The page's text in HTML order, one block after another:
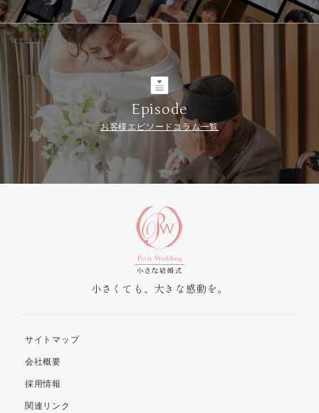
Episode
お客様エピソードコラム一覧
小さくても、大きな感動を。
サイトマップ
会社概要
採用情報
関連リンク